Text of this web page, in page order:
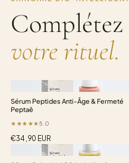
Complétez
votre rituel.
Sérum Peptides Anti-Âge & Fermeté
Peptaē
5.0
Prix
€34,90 EUR